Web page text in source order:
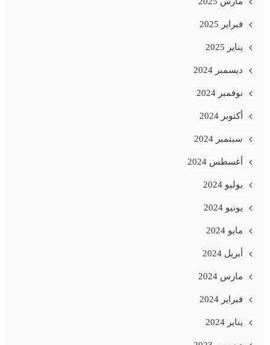
فبراير 2025
يناير 2025
ديسمبر 2024
نوفمبر 2024
أكتوبر 2024
سبتمبر 2024
أغسطس 2024
يوليو 2024
يونيو 2024
مايو 2024
أبريل 2024
مارس 2024
فبراير 2024
يناير 2024